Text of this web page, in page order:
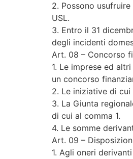
2. Possono
USL.
3. Entro il 31
degli incidenti
Art. 08 – Concorso
1. Le imprese ed
un concorso
2. Le iniziative di cui
3. La Giunta
di cui al comma 1.
4. Le somme
Art. 09 –
1. Agli oneri